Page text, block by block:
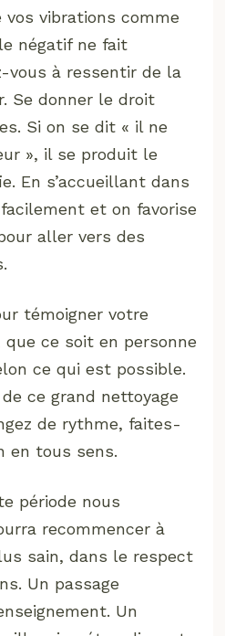
vibrations comme
négatif ne fait
vous à ressentir de la
Se donner le droit
Si on se dit « il ne
», il se produit le
En s’accueillant dans
et on favorise
aller vers des
témoigner votre
ce soit en personne
ce qui est possible.
ce grand nettoyage
de rythme, faites-
en tous sens.
période nous
recommencer à
sain, dans le respect
Un passage
Un